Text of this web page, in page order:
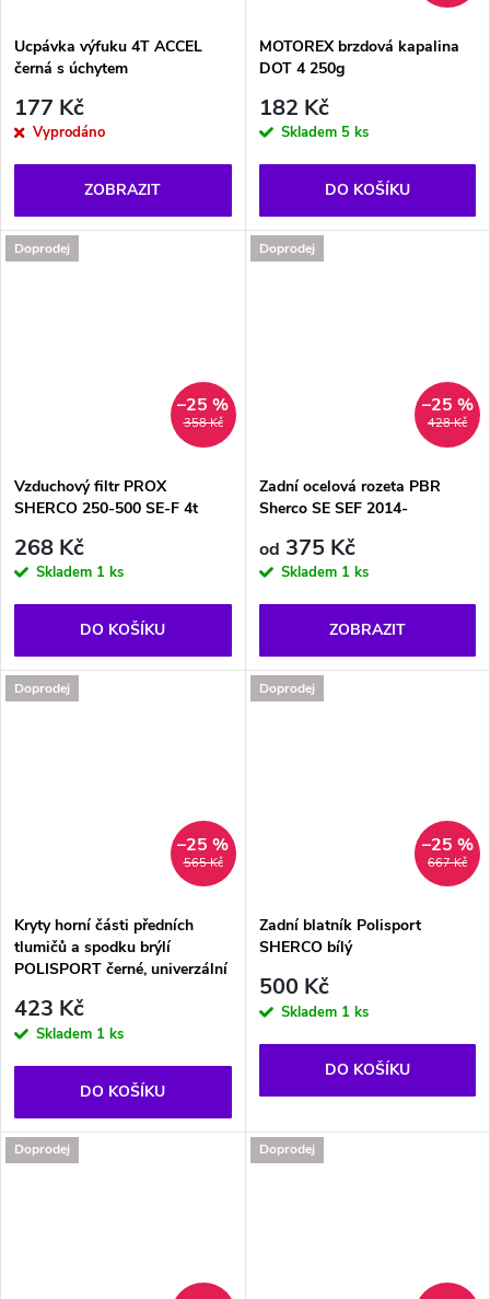
ů
ů
Ucpávka výfuku 4T ACCEL
černá s úchytem
177 Kč
Vyprodáno
ZOBRAZIT
MOTOREX brzdová kapalina
DOT 4 250g
182 Kč
Skladem 5 ks
DO KOŠÍKU
Doprodej
358 Kč
–25 %
Vzduchový filtr PROX
SHERCO 250-500 SE-F 4t
268 Kč
Skladem 1 ks
DO KOŠÍKU
Doprodej
428 Kč
–25 %
Zadní ocelová rozeta PBR
Sherco SE SEF 2014-
od 375 Kč
Skladem 1 ks
ZOBRAZIT
Doprodej
565 Kč
–25 %
Kryty horní části předních
tlumičů a spodku brýlí
POLISPORT černé, univerzální
423 Kč
Skladem 1 ks
DO KOŠÍKU
Doprodej
667 Kč
–25 %
Zadní blatník Polisport
SHERCO bílý
500 Kč
Skladem 1 ks
DO KOŠÍKU
Doprodej Doprodej